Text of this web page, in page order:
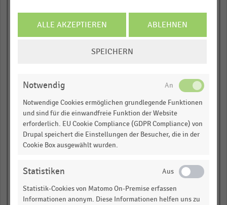
Summe insgesamt
Summe Verkaufsstellen mit mehr
als 10 Stellplätze
ALLE AKZEPTIEREN ABLEHNEN
SPEICHERN
Notwendig
Notwendige Cookies ermöglichen grundlegende Funktionen
und sind für die einwandfreie Funktion der Website
erforderlich. EU Cookie Compliance (GDPR Compliance) von
Drupal speichert die Einstellungen der Besucher, die in der
Cookie Box ausgewählt wurden.
Statistiken
Statistik-Cookies von Matomo On-Premise erfassen
Informationen anonym. Diese Informationen helfen uns zu